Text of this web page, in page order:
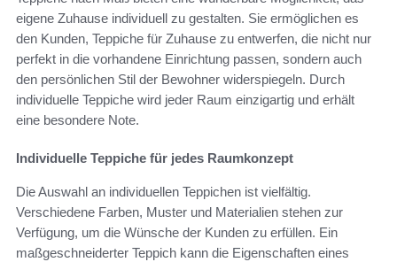
eigene Zuhause individuell zu gestalten. Sie ermöglichen es
den Kunden, Teppiche für Zuhause zu entwerfen, die nicht nur
perfekt in die vorhandene Einrichtung passen, sondern auch
den persönlichen Stil der Bewohner widerspiegeln. Durch
individuelle Teppiche wird jeder Raum einzigartig und erhält
eine besondere Note.
Individuelle Teppiche für jedes Raumkonzept
Die Auswahl an individuellen Teppichen ist vielfältig.
Verschiedene Farben, Muster und Materialien stehen zur
Verfügung, um die Wünsche der Kunden zu erfüllen. Ein
maßgeschneiderter Teppich kann die Eigenschaften eines